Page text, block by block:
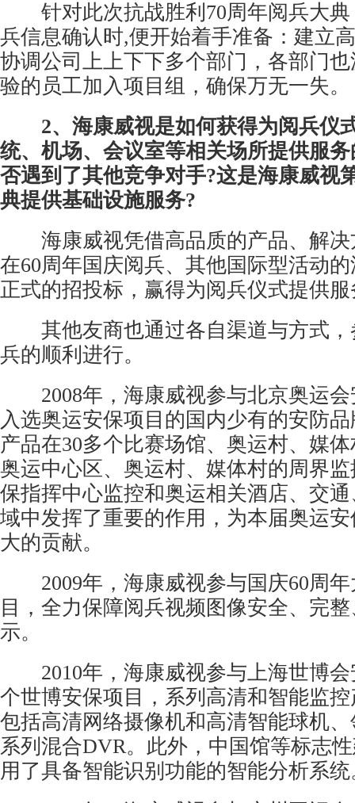
针对此次抗战胜利70周年阅兵大典
兵信息确认时,便开始着手准备：建立
协调公司上上下下多个部门，各部门
验的员工加入项目组，确保万无一失。
2、海康威视是如何获得为阅兵仪
统、机场、会议室等相关场所提供服
否遇到了其他竞争对手?这是海康威视
典提供基础设施服务?
海康威视凭借高品质的产品、解决
在60周年国庆阅兵、其他国际型活动
正式的招投标，赢得为阅兵仪式提供
其他友商也通过各自渠道与方式，
兵的顺利进行。
2008年，海康威视参与北京奥运会
入选奥运安保项目的国内少有的安防
产品在30多个比赛场馆、奥运村、媒
奥运中心区、奥运村、媒体村的周界
保指挥中心监控和奥运相关酒店、交
域中发挥了重要的作用，为本届奥运
大的贡献。
2009年，海康威视参与国庆60周年
目，全力保障阅兵视频图像安全、完
示。
2010年，海康威视参与上海世博会
个世博安保项目，系列高清和智能监
包括高清网络摄像机和高清智能球机、
系列混合DVR。此外，中国馆等标志
用了具备智能识别功能的智能分析系统